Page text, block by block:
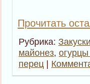
Прочитать
Рубрика: Закуски
майонез,
перец |